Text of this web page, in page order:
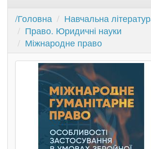
/Головна
Навчальна
Право. Юридичні науки
Міжнародне право